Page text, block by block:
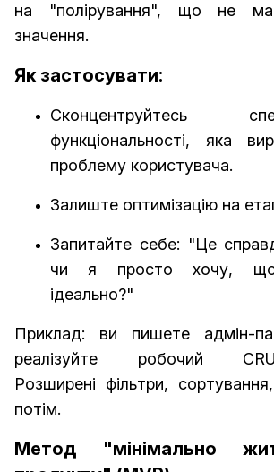
на "полірування", що не
значення.
Як застосувати:
Сконцентруйтесь
функціональності, яка
проблему користувача.
Залиште оптимізацію на
Запитайте себе: "Це
чи я просто хочу,
ідеально?"
Приклад: ви пишете адмін-
реалізуйте робочий
Розширені фільтри,
потім.
Метод "мінімально